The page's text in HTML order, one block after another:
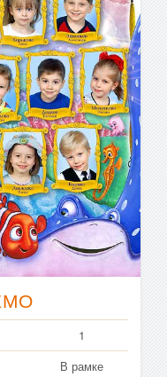
1
В рамке